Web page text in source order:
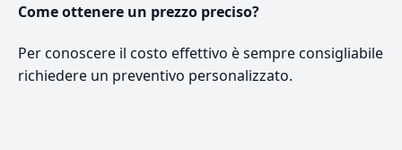
Come ottenere un prezzo preciso?
Per conoscere il costo effettivo è sempre consigliabile
richiedere un preventivo personalizzato.